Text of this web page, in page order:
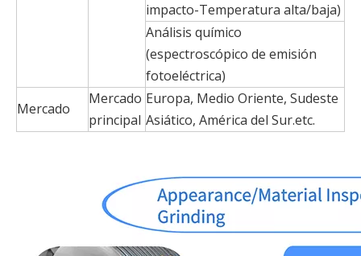
impacto-Temperatura alta/baja)
Análisis químico
(espectroscópico de emisión
fotoeléctrica)
Mercado
Mercado
principal
Europa, Medio Oriente, Sudeste
Asiático, América del Sur.etc.